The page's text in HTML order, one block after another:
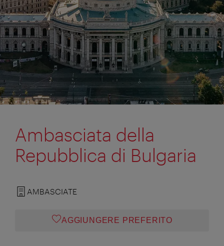
Ambasciata della
Repubblica di Bulgaria
AMBASCIATE
AGGIUNGERE PREFERITO